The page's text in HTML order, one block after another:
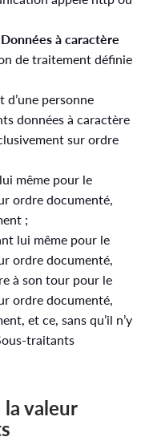
à caractère
de traitement définie
d’une personne
données à caractère
sur ordre
même pour le
ordre documenté,
;
lui même pour le
ordre documenté,
à son tour pour le
ordre documenté,
et ce, sans qu’il n’y
traitants